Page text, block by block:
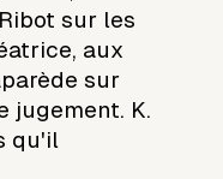
sur les
aux
sur
jugement. K.
qu'il